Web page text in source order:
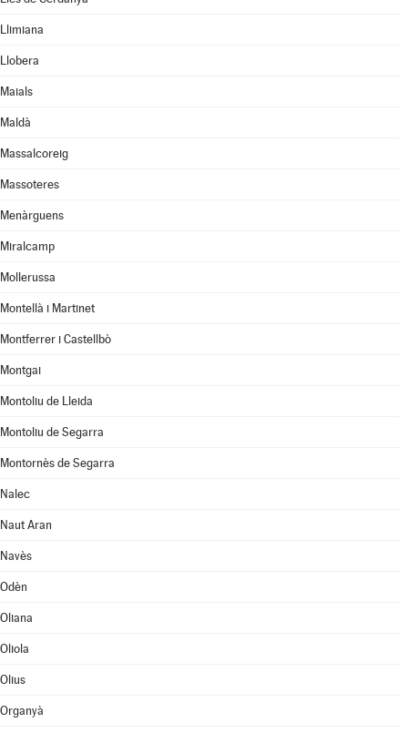
Llimiana
Llobera
Maials
Maldà
Massalcoreig
Massoteres
Menàrguens
Miralcamp
Mollerussa
Montellà i Martinet
Montferrer i Castellbò
Montgai
Montoliu de Lleida
Montoliu de Segarra
Montornès de Segarra
Nalec
Naut Aran
Navès
Odèn
Oliana
Oliola
Olius
Organyà